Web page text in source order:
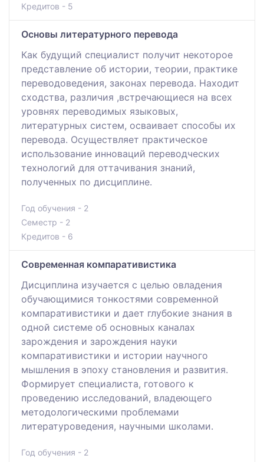
Кредитов - 5
Основы литературного перевода
Как будущий специалист получит некоторое
представление об истории, теории, практике
переводоведения, законах перевода. Находит
сходства, различия ,встречающиеся на всех
уровнях переводимых языковых,
литературных систем, осваивает способы их
перевода. Осуществляет практическое
использование инноваций переводческих
технологий для оттачивания знаний,
полученных по дисциплине.
Год обучения - 2
Семестр - 2
Кредитов - 6
Современная компаративистика
Дисциплина изучается с целью овладения
обучающимися тонкостями современной
компаративистики и дает глубокие знания в
одной системе об основных каналах
зарождения и зарождения науки
компаративистики и истории научного
мышления в эпоху становления и развития.
Формирует специалиста, готового к
проведению исследований, владеющего
методологическими проблемами
литературоведения, научными школами.
Год обучения - 2